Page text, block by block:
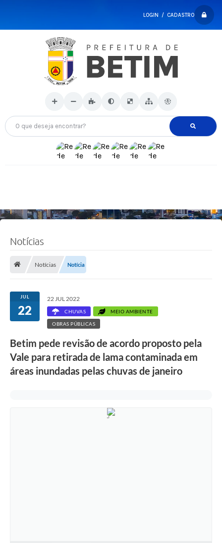
LOGIN / CADASTRO
O que deseja encontrar?
Notícias
Notícias Notícia
JUL
22
22 JUL 2022
CHUVAS MEIO AMBIENTE
OBRAS PÚBLICAS
Betim pede revisão de acordo proposto pela
Vale para retirada de lama contaminada em
áreas inundadas pelas chuvas de janeiro